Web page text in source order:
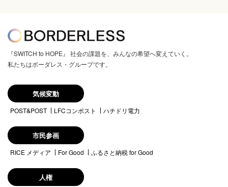
『SWITCH to HOPE』 社会の課題を、みんなの希望へ変えていく。
私たちはボーダレス・グループです。
気候変動
POST&POST LFCコンポスト ハチドリ電力
市民参画
RICE メディア For Good ふるさと納税 for Good
人権